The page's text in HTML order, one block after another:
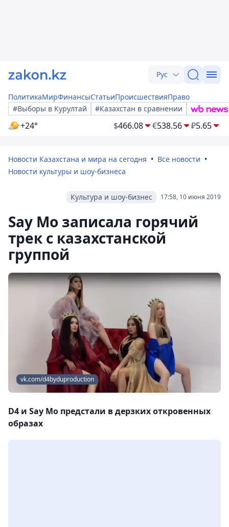
Рус
ПолитикаМирФинансыСтатьиПроисшествияПраво
#Выборы в Курултай
#Казахстан в сравнении
+24° $466.08 €538.56 ₽5.65
Новости Казахстана и мира на сегодня
Все новости
Новости культуры и шоу-бизнеса
17:58, 10 июня 2019
Культура и шоу-бизнес
Say Mo записала горячий
трек с казахстанской
группой
vk.com/d4byduproduction
D4 и Say Mo предстали в дерзких откровенных
образах